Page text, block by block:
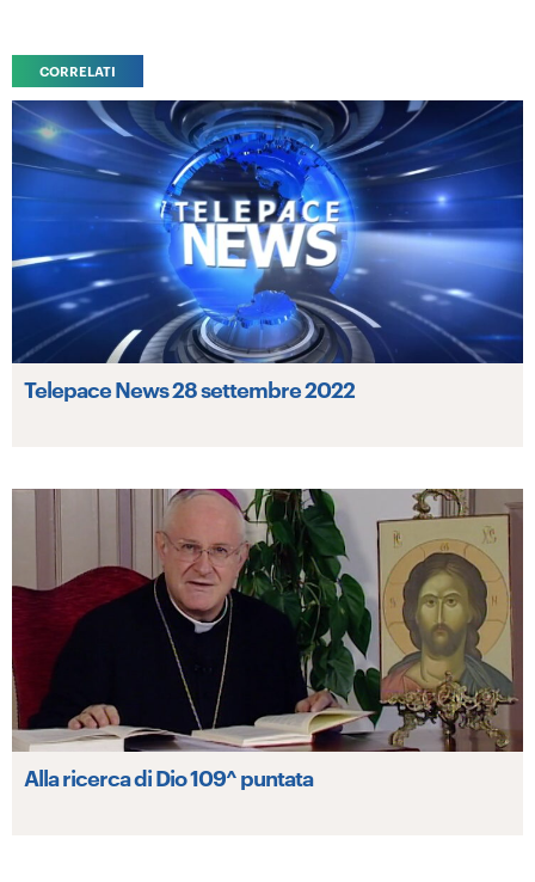
CORRELATI
Telepace News 28 settembre 2022
Alla ricerca di Dio 109^ puntata